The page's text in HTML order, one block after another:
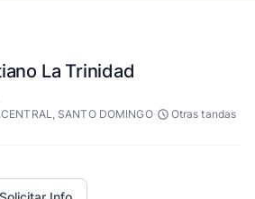
La Trinidad
SANTO DOMINGO· Otras tandas